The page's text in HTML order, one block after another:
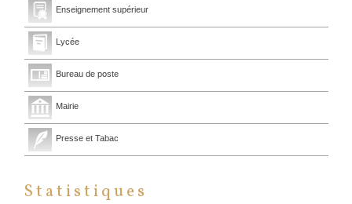
Enseignement supérieur
Lycée
Bureau de poste
Mairie
Presse et Tabac
Statistiques